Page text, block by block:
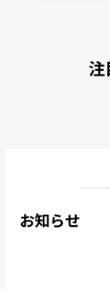
注
お知らせ